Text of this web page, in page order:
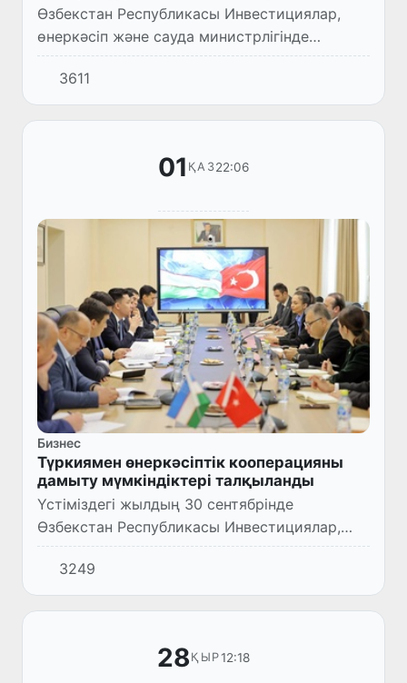
Өзбекстан Республикасы Инвестициялар,
өнеркәсіп және сауда министрлігінде
министр Лазиз Қудратов Мысырдың Nile
Sugar компаниясының бас директоры Эмад
Фаридпен кездесті.
3611
01 ҚАЗ22:06
Бизнес
Түркиямен өнеркәсіптік кооперацияны
дамыту мүмкіндіктері талқыланды
Үстіміздегі жылдың 30 сентябрінде
Өзбекстан Республикасы Инвестициялар,
өнеркәсіп және сауда министрінің
орынбасары Акрам Алиев Түркияның Сауда
министрінің орынбасары Мустафо Тузж...
3249
28ҚЫР12:18